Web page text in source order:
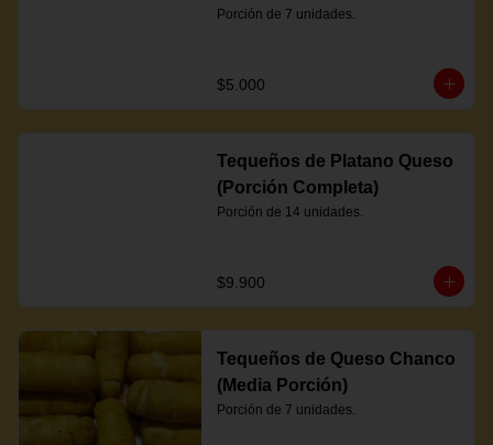
Porción de 7 unidades.
$5.000
Tequeños de Platano Queso
(Porción Completa)
Porción de 14 unidades.
$9.900
Tequeños de Queso Chanco
(Media Porción)
Porción de 7 unidades.